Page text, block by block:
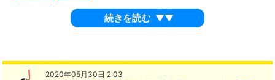
続きを読む ▼▼
2020年05月30日 2:03